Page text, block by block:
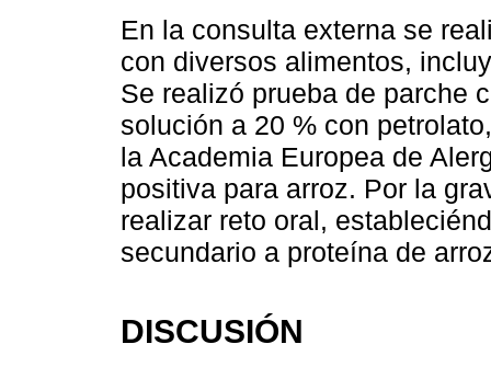
En la consulta externa se
con diversos alimentos,
Se realizó prueba de parche
solución a 20 % con
la Academia Europea de
positiva para arroz. Por la
realizar reto oral,
secundario a proteína de
DISCUSIÓN